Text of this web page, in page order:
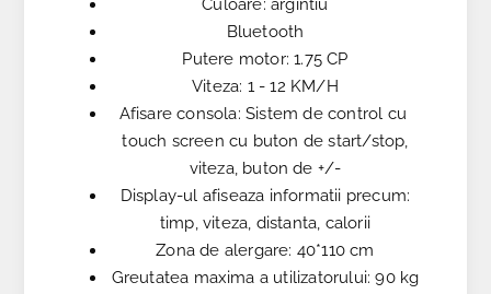
Culoare: argintiu
Bluetooth
Putere motor: 1.75 CP
Viteza: 1 - 12 KM/H
Afisare consola: Sistem de control cu ​​
touch screen cu buton de start/stop,
viteza, buton de +/-
Display-ul afiseaza informatii precum:
timp, viteza, distanta, calorii
Zona de alergare: 40*110 cm
Greutatea maxima a utilizatorului: 90 kg